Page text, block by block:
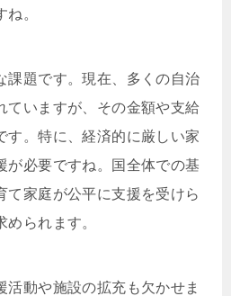
。
課題です。現在、多くの自治
ていますが、その金額や支給
す。特に、経済的に厳しい家
が必要ですね。国全体での基
て家庭が公平に支援を受けら
られます。
活動や施設の拡充も欠かせま